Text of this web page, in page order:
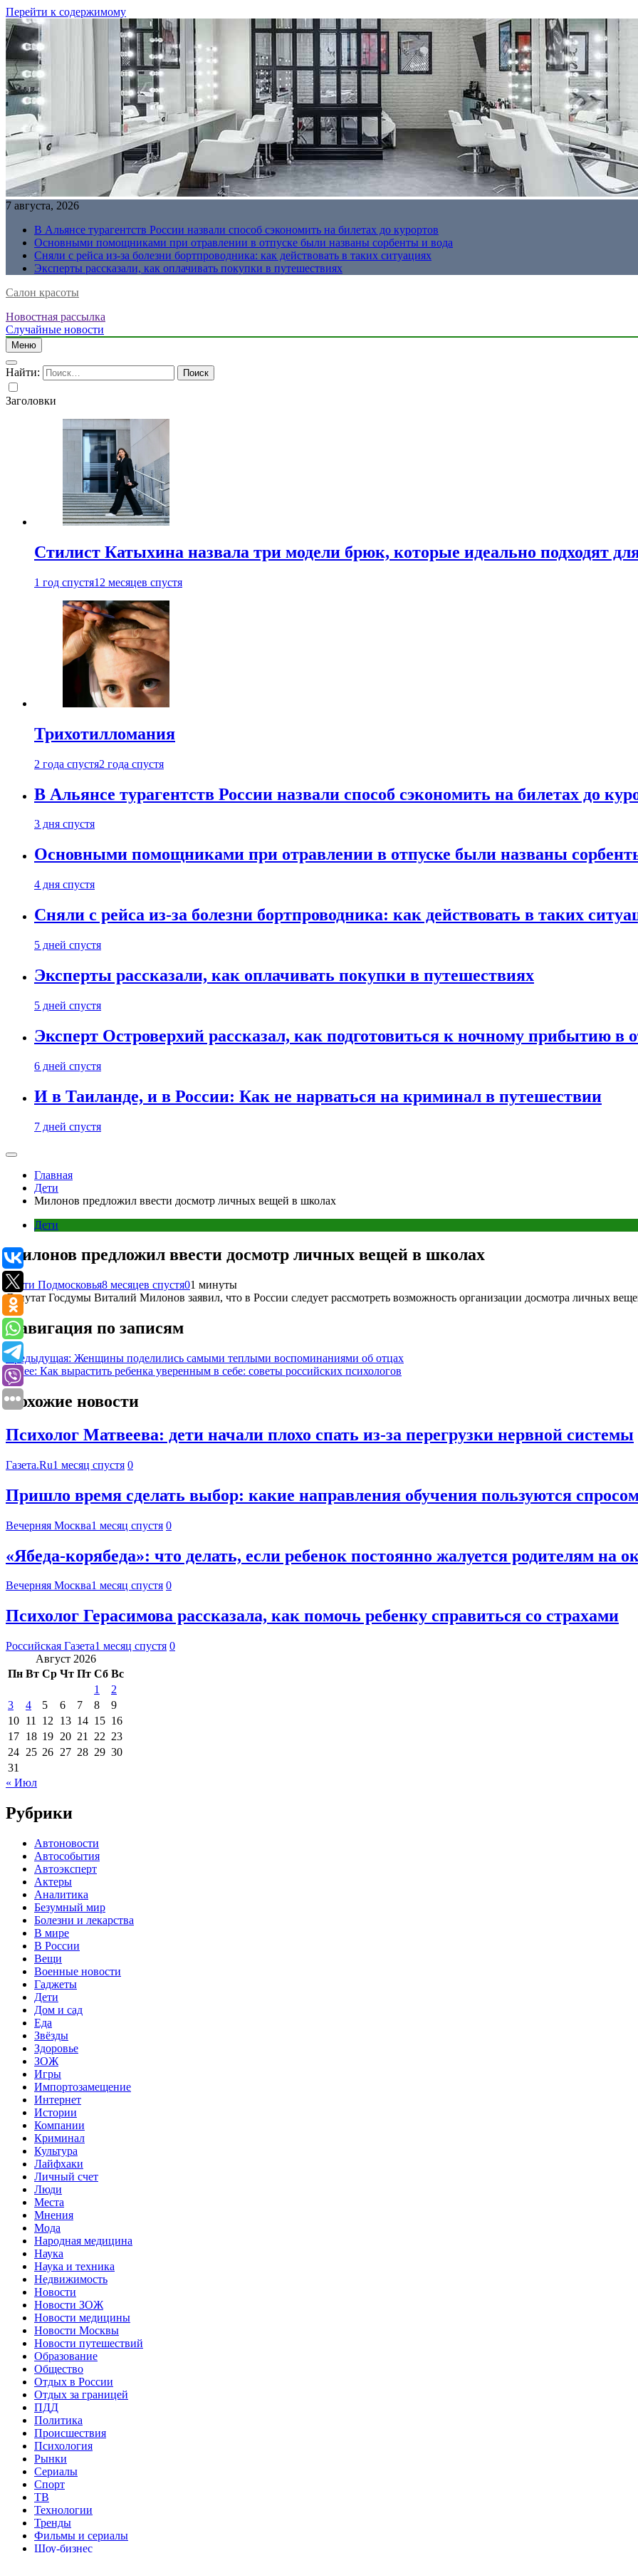
Перейти к содержимому
7 августа, 2026
В Альянсе турагентств России назвали способ сэкономить на билетах до курортов
Основными помощниками при отравлении в отпуске были названы сорбенты и вода
Сняли с рейса из-за болезни бортпроводника: как действовать в таких ситуациях
Эксперты рассказали, как оплачивать покупки в путешествиях
Салон красоты
Новостная рассылка
Случайные новости
Меню
Найти:
Заголовки
Стилист Катыхина назвала три модели брюк, которые идеально подходят
1 год спустя12 месяцев спустя
Трихотилломания
2 года спустя2 года спустя
В Альянсе турагентств России назвали способ сэкономить на билетах до
3 дня спустя
Основными помощниками при отравлении в отпуске были названы
4 дня спустя
Сняли с рейса из-за болезни бортпроводника: как действовать в таких
5 дней спустя
Эксперты рассказали, как оплачивать покупки в путешествиях
5 дней спустя
Эксперт Островерхий рассказал, как подготовиться к ночному прибытию в
6 дней спустя
И в Таиланде, и в России: Как не нарваться на криминал в путешествии
7 дней спустя
Главная
Дети
Милонов предложил ввести досмотр личных вещей в школах
Дети
Милонов предложил ввести досмотр личных вещей в школах
Вести Подмосковья8 месяцев спустя01 минуты
Депутат Госдумы Виталий Милонов заявил, что в России следует рассмотреть возможность организации досмотра личных
Навигация по записям
Предыдущая: Женщины поделились самыми теплыми воспоминаниями об отцах
Далее: Как вырастить ребенка уверенным в себе: советы российских психологов
Похожие новости
Психолог Матвеева: дети начали плохо спать из-за перегрузки нервной системы
Газета.Ru1 месяц спустя 0
Пришло время сделать выбор: какие направления обучения пользуются
Вечерняя Москва1 месяц спустя 0
«Ябеда-корябеда»: что делать, если ребенок постоянно жалуется родителям на
Вечерняя Москва1 месяц спустя 0
Психолог Герасимова рассказала, как помочь ребенку справиться со страхами
Российская Газета1 месяц спустя 0
Август 2026
Пн Вт Ср Чт Пт Сб Вс
1
2
3
4 5 6 7 8
9
10 11 12 13 14 15 16
17 18 19 20 21 22 23
24 25 26 27 28 29 30
31
« Июл
Рубрики
Автоновости
Автособытия
Автоэксперт
Актеры
Аналитика
Безумный мир
Болезни и лекарства
В мире
В России
Вещи
Военные новости
Гаджеты
Дети
Дом и сад
Еда
Звёзды
Здоровье
ЗОЖ
Игры
Импортозамещение
Интернет
Истории
Компании
Криминал
Культура
Лайфхаки
Личный счет
Люди
Места
Мнения
Мода
Народная медицина
Наука
Наука и техника
Недвижимость
Новости
Новости ЗОЖ
Новости медицины
Новости Москвы
Новости путешествий
Образование
Общество
Отдых в России
Отдых за границей
ПДД
Политика
Происшествия
Психология
Рынки
Сериалы
Спорт
ТВ
Технологии
Тренды
Фильмы и сериалы
Шоу-бизнес